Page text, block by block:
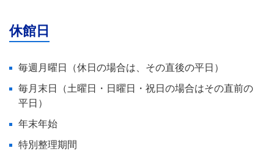
休館日
毎週月曜日（休日の場合は、その直後の平日）
毎月末日（土曜日・日曜日・祝日の場合はその直前の
平日）
年末年始
特別整理期間